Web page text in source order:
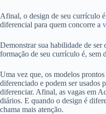
Afinal, o design de seu currículo
diferencial para quem concorre a
Demonstrar sua habilidade de
formação de seu currículo é, sem
Uma vez que, os modelos
diferenciado e podem ser usados
diferenciar. Afinal, as vagas em
diários. E quando o design é
chama mais atenção.